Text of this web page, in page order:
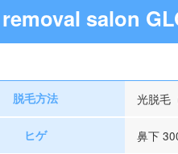
salon
脱毛方法 光脱毛
ヒゲ 鼻下